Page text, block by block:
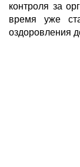
контроля за
время уже
оздоровления